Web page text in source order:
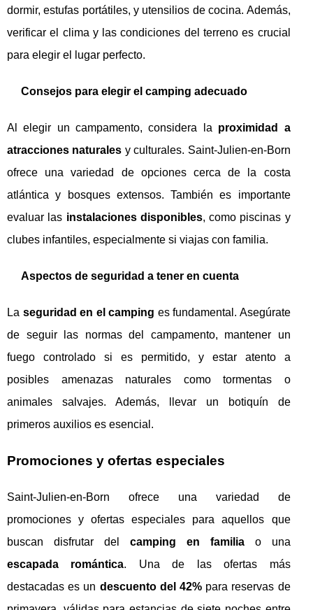
dormir, estufas portátiles, y utensilios de cocina. Además,
verificar el clima y las condiciones del terreno es crucial
para elegir el lugar perfecto.
Consejos para elegir el camping adecuado
Al elegir un campamento, considera la proximidad a
atracciones naturales y culturales. Saint-Julien-en-Born
ofrece una variedad de opciones cerca de la costa
atlántica y bosques extensos. También es importante
evaluar las instalaciones disponibles, como piscinas y
clubes infantiles, especialmente si viajas con familia.
Aspectos de seguridad a tener en cuenta
La seguridad en el camping es fundamental. Asegúrate
de seguir las normas del campamento, mantener un
fuego controlado si es permitido, y estar atento a
posibles amenazas naturales como tormentas o
animales salvajes. Además, llevar un botiquín de
primeros auxilios es esencial.
Promociones y ofertas especiales
Saint-Julien-en-Born ofrece una variedad de
promociones y ofertas especiales para aquellos que
buscan disfrutar del camping en familiao una
escapada romántica. Una de las ofertas más
destacadas es un descuento del 42% para reservas de